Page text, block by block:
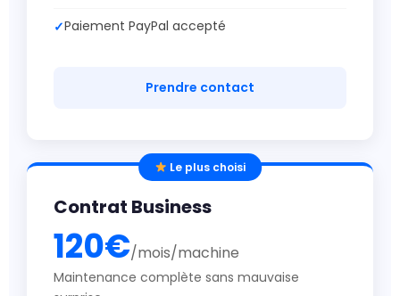
Paiement PayPal accepté
Prendre contact
Le plus choisi
Contrat Business
120€/mois/machine
Maintenance complète sans mauvaise